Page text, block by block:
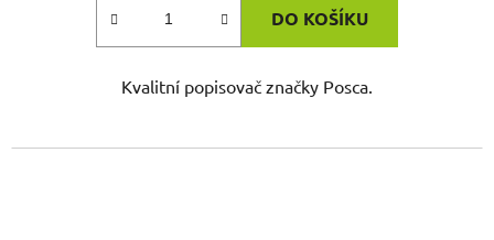
DO KOŠÍKU
Kvalitní popisovač značky Posca.